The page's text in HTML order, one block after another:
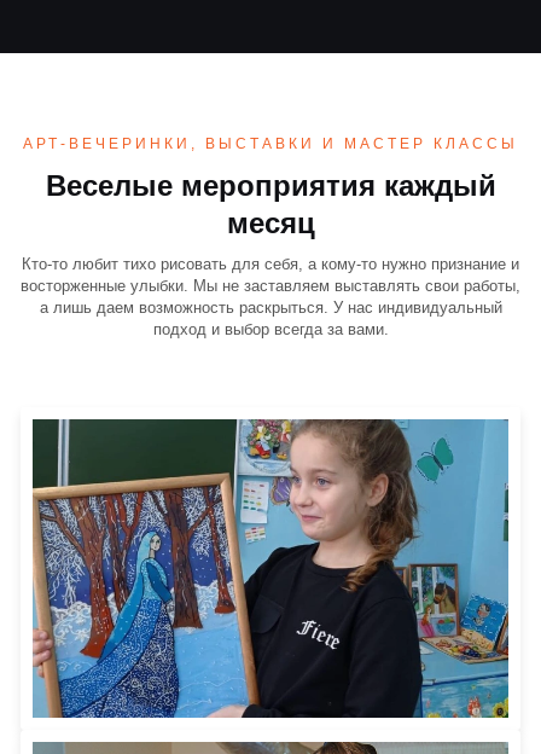
АРТ-ВЕЧЕРИНКИ, ВЫСТАВКИ И МАСТЕР КЛАССЫ
Веселые мероприятия каждый
месяц
Кто-то любит тихо рисовать для себя, а кому-то нужно признание и
восторженные улыбки. Мы не заставляем выставлять свои работы,
а лишь даем возможность раскрыться. У нас индивидуальный
подход и выбор всегда за вами.